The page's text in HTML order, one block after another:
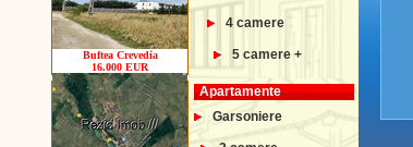
Buftea Crevedia
16.000 EUR
4 camere
5 camere +
Apartamente
Garsoniere